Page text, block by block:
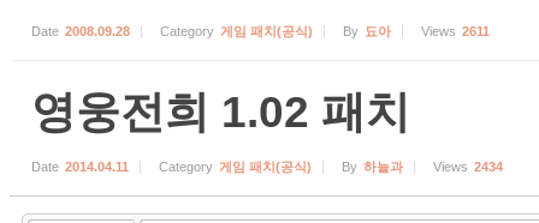
Date 2008.09.28 Category 게임 패치(공식) By 됴아 Views 2611
영웅전희 1.02 패치
Date 2014.04.11 Category 게임 패치(공식) By 하늘과 Views 2434